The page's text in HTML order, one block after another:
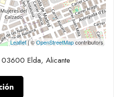
Leaflet| ©OpenStreetMapcontributors
Elda, Alicante